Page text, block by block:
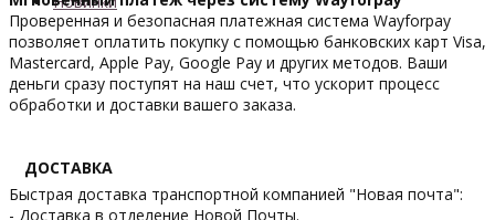
Проверенная и безопасная платежная система Wayforpay
позволяет оплатить покупку с помощью банковских карт Visa,
Mastercard, Apple Pay, Google Pay и других методов. Ваши
деньги сразу поступят на наш счет, что ускорит процесс
обработки и доставки вашего заказа.
ДОСТАВКА
Быстрая доставка транспортной компанией "Новая почта":
- Доставка в отделение Новой Почты.